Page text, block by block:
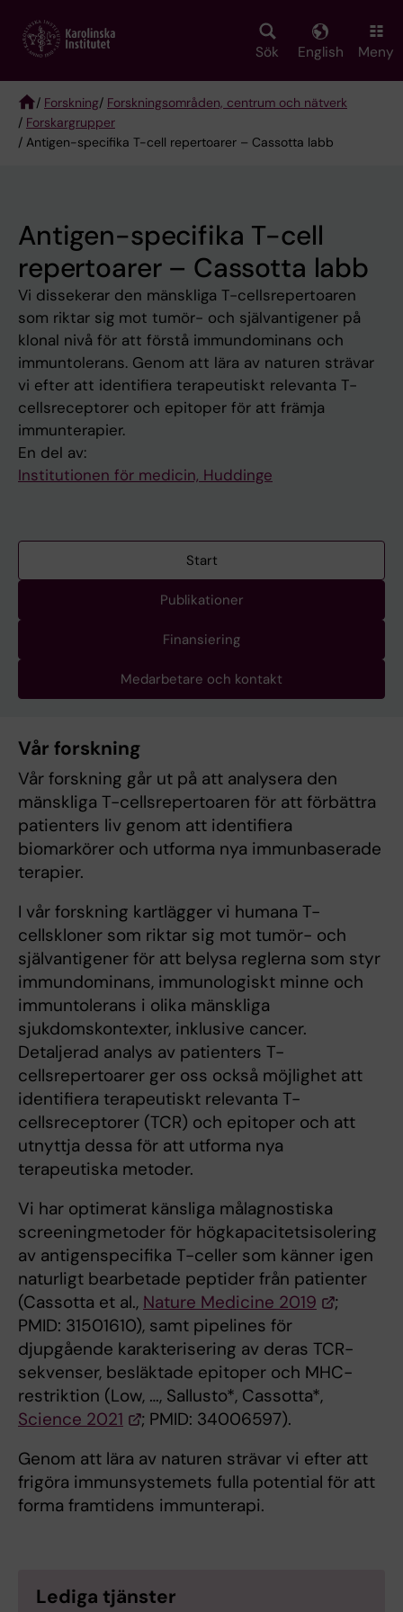
main
Sök English Meny
Breadcrumb
/ Forskning/ Forskningsområden, centrum och nätverk
/ Forskargrupper
/ Antigen-specifika T-cell repertoarer – Cassotta labb
Antigen-specifika T-cell
repertoarer – Cassotta labb
Vi dissekerar den mänskliga T-cellsrepertoaren
som riktar sig mot tumör- och självantigener på
klonal nivå för att förstå immundominans och
immuntolerans. Genom att lära av naturen strävar
vi efter att identifiera terapeutiskt relevanta T-
cellsreceptorer och epitoper för att främja
immunterapier.
En del av:
Institutionen för medicin, Huddinge
Start
Publikationer
Finansiering
Medarbetare och kontakt
Vår forskning
Vår forskning går ut på att analysera den
mänskliga T-cellsrepertoaren för att förbättra
patienters liv genom att identifiera
biomarkörer och utforma nya immunbaserade
terapier.
I vår forskning kartlägger vi humana T-
cellskloner som riktar sig mot tumör- och
självantigener för att belysa reglerna som styr
immundominans, immunologiskt minne och
immuntolerans i olika mänskliga
sjukdomskontexter, inklusive cancer.
Detaljerad analys av patienters T-
cellsrepertoarer ger oss också möjlighet att
identifiera terapeutiskt relevanta T-
cellsreceptorer (TCR) och epitoper och att
utnyttja dessa för att utforma nya
terapeutiska metoder.
Vi har optimerat känsliga målagnostiska
screeningmetoder för högkapacitetsisolering
av antigenspecifika T-celler som känner igen
naturligt bearbetade peptider från patienter
(Cassotta et al., Nature Medicine 2019
;
PMID: 31501610), samt pipelines för
djupgående karakterisering av deras TCR-
sekvenser, besläktade epitoper och MHC-
restriktion (Low, …, Sallusto*, Cassotta*,
Science 2021
; PMID: 34006597).
Genom att lära av naturen strävar vi efter att
frigöra immunsystemets fulla potential för att
forma framtidens immunterapi.
Lediga tjänster